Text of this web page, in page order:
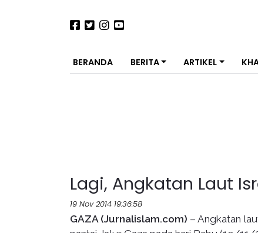
BERANDA BERITA ARTIKEL
Lagi, Angkatan Laut
19 Nov 2014 19:36:58
GAZA (Jurnalislam.com) – Angkatan